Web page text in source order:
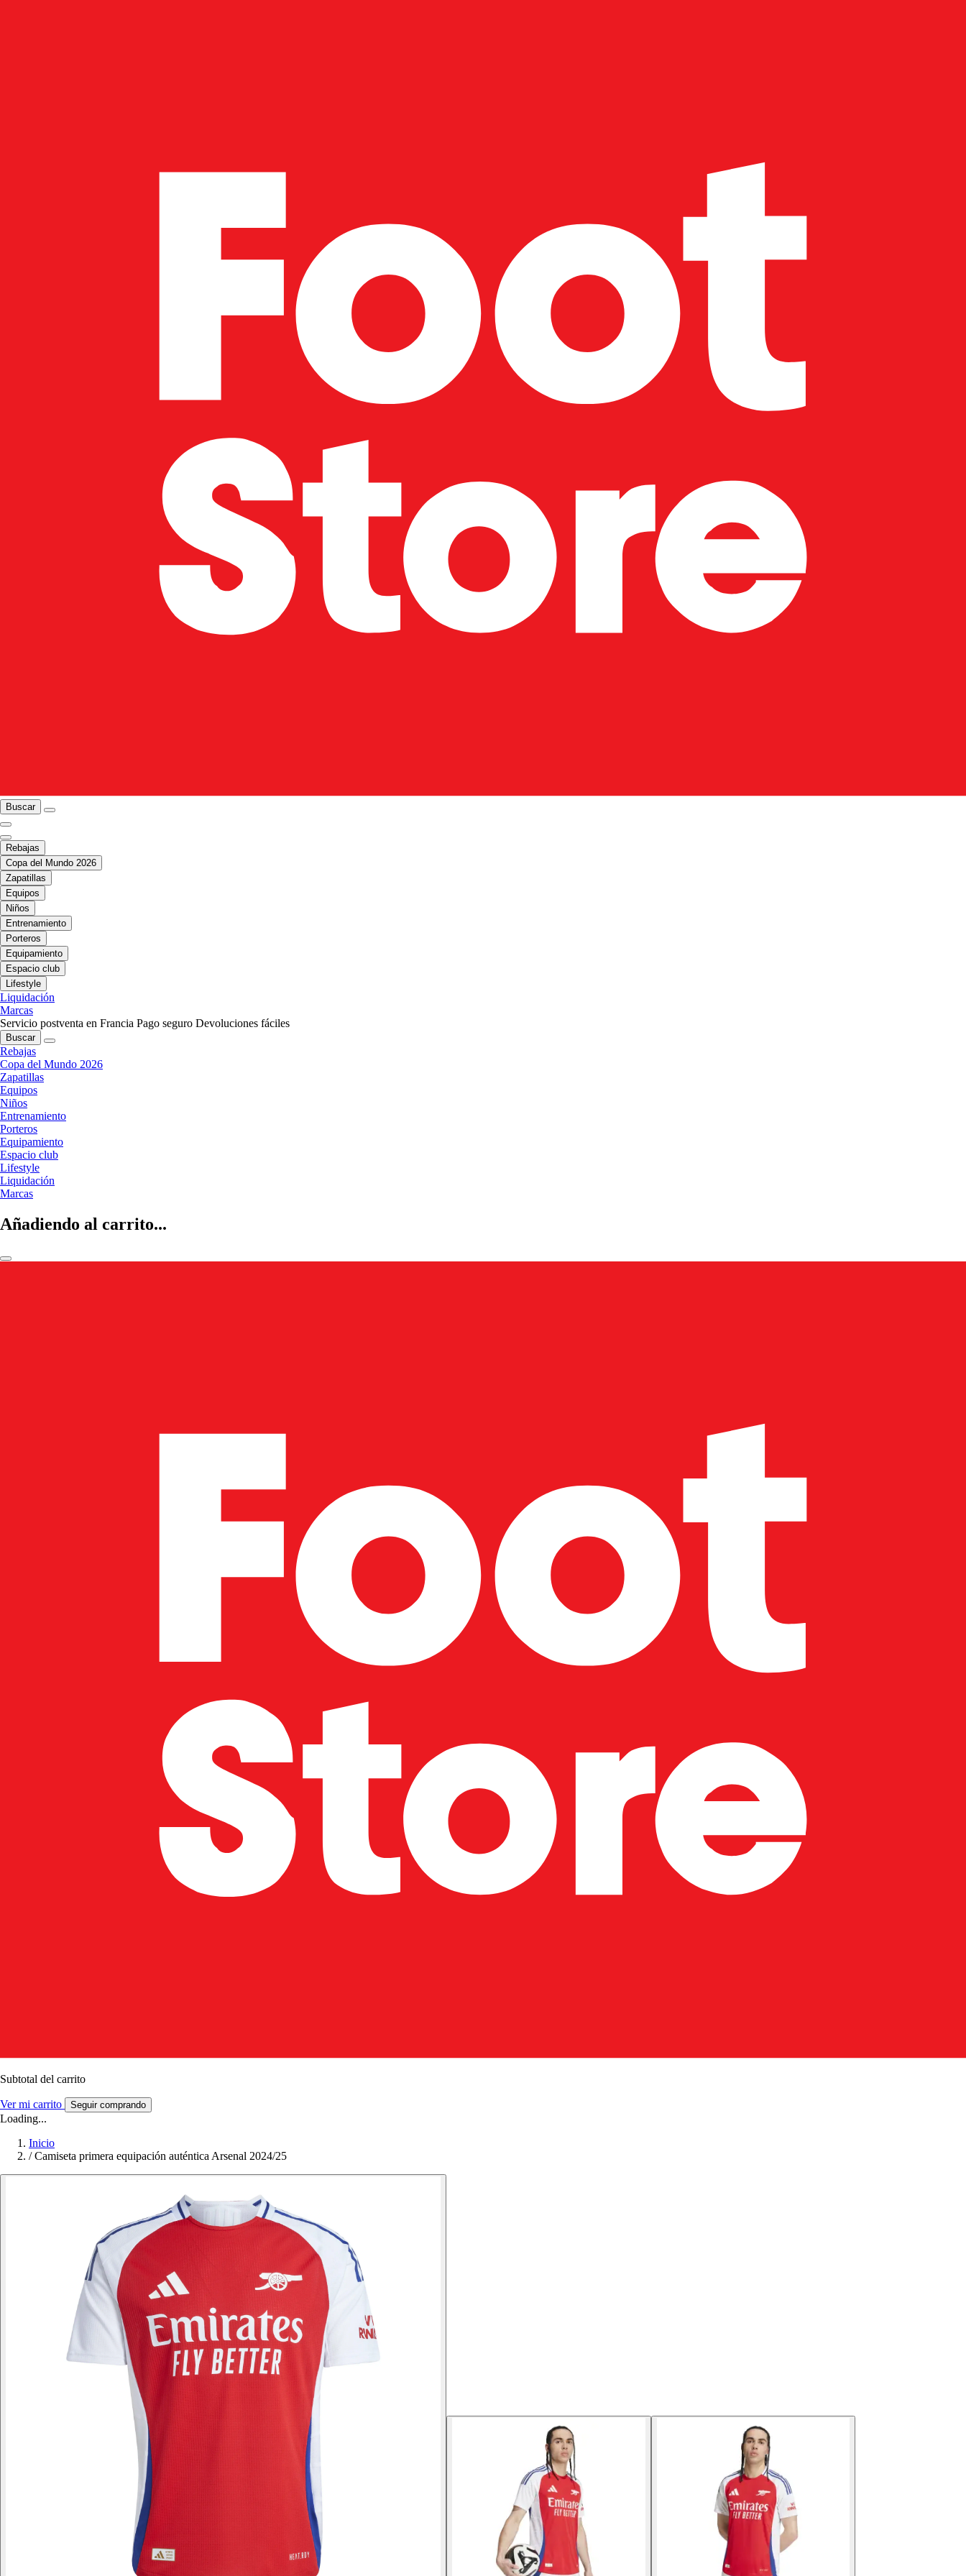
Buscar
Rebajas
Copa del Mundo 2026
Zapatillas
Equipos
Niños
Entrenamiento
Porteros
Equipamiento
Espacio club
Lifestyle
Liquidación
Marcas
Servicio postventa en Francia Pago seguro Devoluciones fáciles
Buscar
Rebajas
Copa del Mundo 2026
Zapatillas
Equipos
Niños
Entrenamiento
Porteros
Equipamiento
Espacio club
Lifestyle
Liquidación
Marcas
Añadiendo al carrito...
Subtotal del carrito
Ver mi carrito Seguir comprando
Loading...
Inicio
/ Camiseta primera equipación auténtica Arsenal 2024/25